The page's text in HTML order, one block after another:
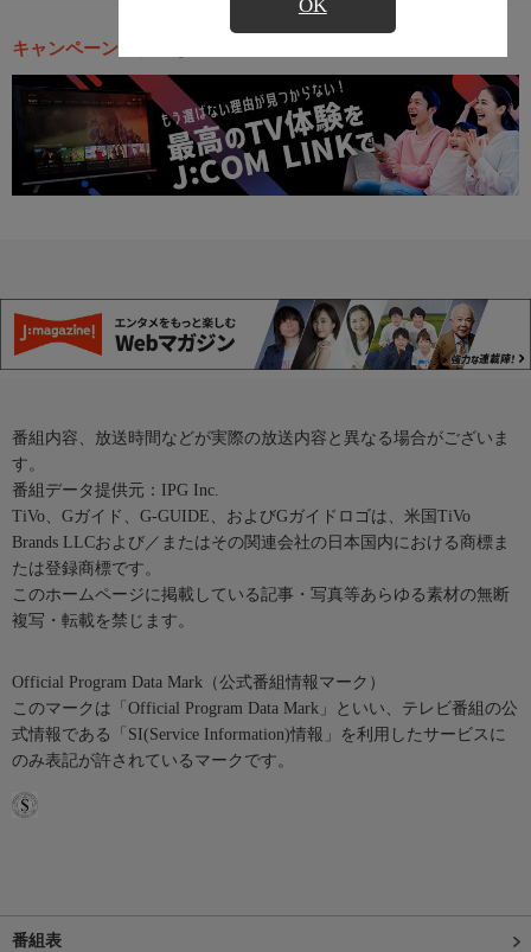
OK
キャンペーン・お得な情報
番組内容、放送時間などが実際の放送内容と異なる場合がございま
す。
番組データ提供元：IPG Inc.
TiVo、Gガイド、G-GUIDE、およびGガイドロゴは、米国TiVo
Brands LLCおよび／またはその関連会社の日本国内における商標ま
たは登録商標です。
このホームページに掲載している記事・写真等あらゆる素材の無断
複写・転載を禁じます。
Official Program Data Mark（公式番組情報マーク）
このマークは「Official Program Data Mark」といい、テレビ番組の公
式情報である「SI(Service Information)情報」を利用したサービスに
のみ表記が許されているマークです。
番組表